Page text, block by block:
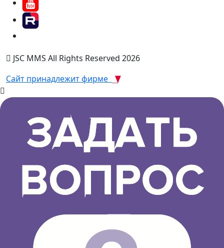
JSC MMS All Rights Reserved 2026
Сайт принадлежит фирме